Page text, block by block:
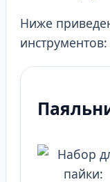
Ниже
инструментов: